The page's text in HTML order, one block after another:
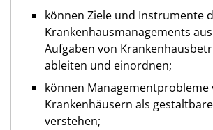
können Ziele und Instrumente
Krankenhausmanagements
Aufgaben von
ableiten und einordnen;
können Managementprobleme
Krankenhäusern als
verstehen;